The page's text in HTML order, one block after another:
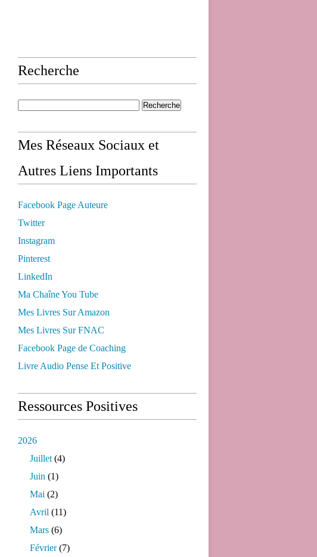
Recherche
Mes Réseaux Sociaux et
Autres Liens Importants
Facebook Page Auteure
Twitter
Instagram
Pinterest
LinkedIn
Ma Chaîne You Tube
Mes Livres Sur Amazon
Mes Livres Sur FNAC
Facebook Page de Coaching
Livre Audio Pense Et Positive
Ressources Positives
2026
Juillet (4)
Juin (1)
Mai (2)
Avril (11)
Mars (6)
Février(7)